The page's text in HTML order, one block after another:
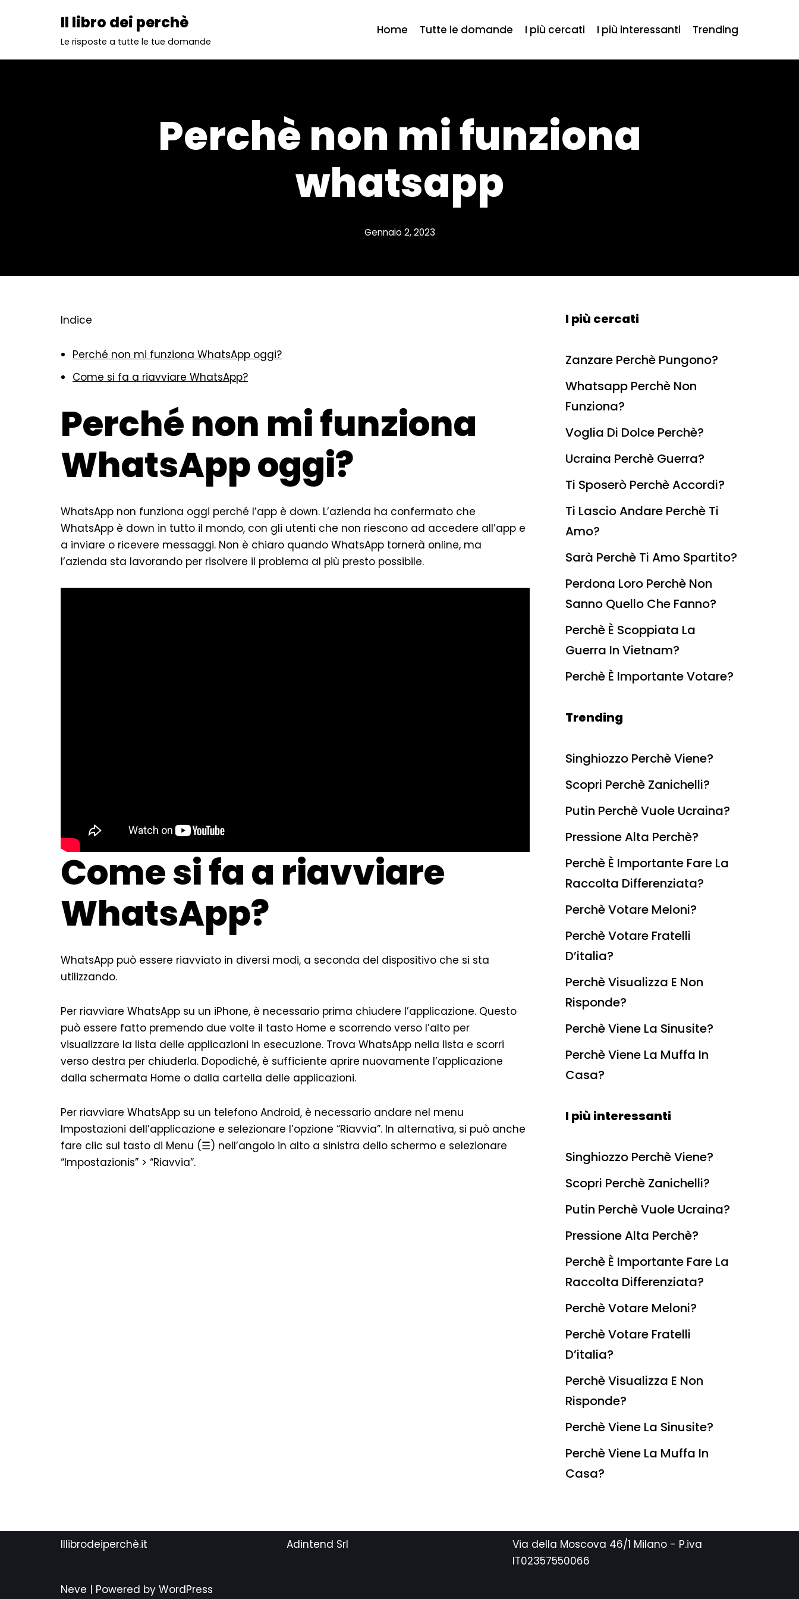
Il libro dei perchè
Le risposte a tutte le tue domande
Home Tutte le domande I più cercati I più interessanti Trending
Perchè non mi funziona
whatsapp
Gennaio 2, 2023
Indice
Perché non mi funziona WhatsApp oggi?
Come si fa a riavviare WhatsApp?
Perché non mi funziona
WhatsApp oggi?
WhatsApp non funziona oggi perché l’app è down. L’azienda ha confermato che
WhatsApp è down in tutto il mondo, con gli utenti che non riescono ad accedere all’app e
a inviare o ricevere messaggi. Non è chiaro quando WhatsApp tornerà online, ma
l’azienda sta lavorando per risolvere il problema al più presto possibile.
Come si fa a riavviare
WhatsApp?
WhatsApp può essere riavviato in diversi modi, a seconda del dispositivo che si sta
utilizzando.
Per riavviare WhatsApp su un iPhone, è necessario prima chiudere l’applicazione. Questo
può essere fatto premendo due volte il tasto Home e scorrendo verso l’alto per
visualizzare la lista delle applicazioni in esecuzione. Trova WhatsApp nella lista e scorri
verso destra per chiuderla. Dopodiché, è sufficiente aprire nuovamente l’applicazione
dalla schermata Home o dalla cartella delle applicazioni.
Per riavviare WhatsApp su un telefono Android, è necessario andare nel menu
Impostazioni dell’applicazione e selezionare l’opzione “Riavvia”. In alternativa, si può anche
fare clic sul tasto di Menu (☰) nell’angolo in alto a sinistra dello schermo e selezionare
“Impostazionis” > “Riavvia”.
I più cercati
Zanzare Perchè Pungono?
Whatsapp Perchè Non
Funziona?
Voglia Di Dolce Perchè?
Ucraina Perchè Guerra?
Ti Sposerò Perchè Accordi?
Ti Lascio Andare Perchè Ti
Amo?
Sarà Perchè Ti Amo Spartito?
Perdona Loro Perchè Non
Sanno Quello Che Fanno?
Perchè È Scoppiata La
Guerra In Vietnam?
Perchè È Importante Votare?
Trending
Singhiozzo Perchè Viene?
Scopri Perchè Zanichelli?
Putin Perchè Vuole Ucraina?
Pressione Alta Perchè?
Perchè È Importante Fare La
Raccolta Differenziata?
Perchè Votare Meloni?
Perchè Votare Fratelli
D’italia?
Perchè Visualizza E Non
Risponde?
Perchè Viene La Sinusite?
Perchè Viene La Muffa In
Casa?
I più interessanti
Singhiozzo Perchè Viene?
Scopri Perchè Zanichelli?
Putin Perchè Vuole Ucraina?
Pressione Alta Perchè?
Perchè È Importante Fare La
Raccolta Differenziata?
Perchè Votare Meloni?
Perchè Votare Fratelli
D’italia?
Perchè Visualizza E Non
Risponde?
Perchè Viene La Sinusite?
Perchè Viene La Muffa In
Casa?
Illibrodeiperchè.it Adintend Srl
Via della Moscova 46/1 Milano - P.iva
IT02357550066
Neve | Powered by WordPress